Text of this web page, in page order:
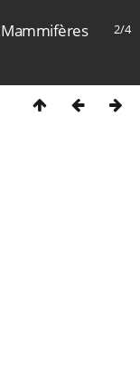
2/4
Mammifères